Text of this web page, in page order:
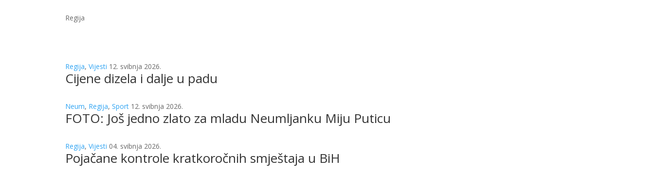
Regija
Regija,Vijesti 12. svibnja 2026.
Cijene dizela i dalje u padu
Neum, Regija,Sport 12. svibnja 2026.
FOTO: Još jedno zlato za mladu Neumljanku Miju Puticu
Regija,Vijesti 04. svibnja 2026.
Pojačane kontrole kratkoročnih smještaja u BiH